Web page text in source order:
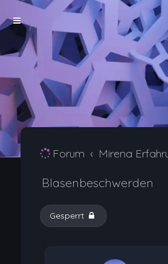
Forum Mirena
Blasenbeschwerden
Gesperrt